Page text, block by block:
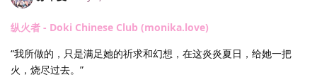
纵火者 - Doki Chinese Club (monika.love)
“我所做的，只是满足她的祈求和幻想，在这炎炎夏日，给她一把
火，烧尽过去。”